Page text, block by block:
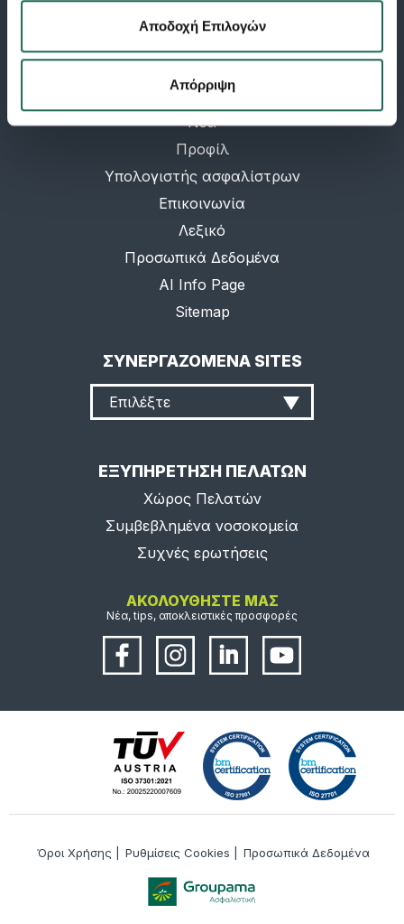
Αποδοχή Επιλογών
Απόρριψη
Επιχείρηση
SHORT LINKS
Νέα
Προφίλ
Υπολογιστής ασφαλίστρων
Επικοινωνία
Λεξικό
Προσωπικά Δεδομένα
AI Info Page
Sitemap
ΣΥΝΕΡΓΑΖΟΜΕΝΑ SITES
Επιλέξτε
ΕΞΥΠΗΡΕΤΗΣΗ ΠΕΛΑΤΩΝ
Χώρος Πελατών
Συμβεβλημένα νοσοκομεία
Συχνές ερωτήσεις
ΑΚΟΛΟΥΘΗΣΤΕ ΜΑΣ
Νέα, tips, αποκλειστικές προσφορές
Όροι Χρήσης Ρυθμίσεις Cookies Προσωπικά Δεδομένα